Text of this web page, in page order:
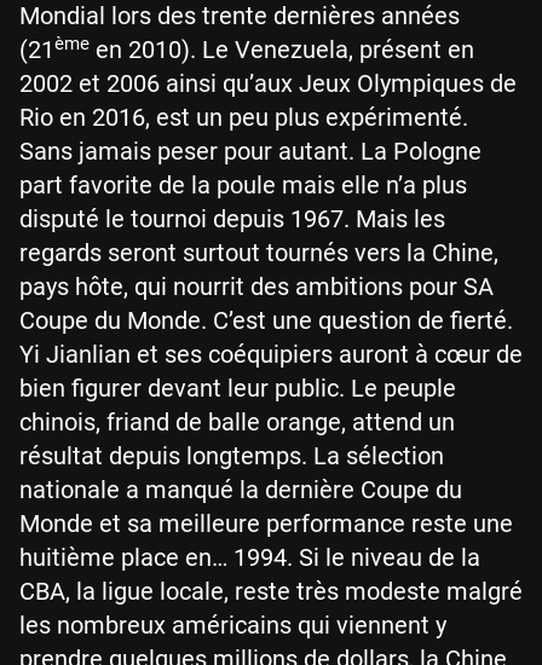
Mondial lors des trente dernières années
(21ème en 2010). Le Venezuela, présent en
2002 et 2006 ainsi qu’aux Jeux Olympiques de
Rio en 2016, est un peu plus expérimenté.
Sans jamais peser pour autant. La Pologne
part favorite de la poule mais elle n’a plus
disputé le tournoi depuis 1967. Mais les
regards seront surtout tournés vers la Chine,
pays hôte, qui nourrit des ambitions pour SA
Coupe du Monde. C’est une question de fierté.
Yi Jianlian et ses coéquipiers auront à cœur de
bien figurer devant leur public. Le peuple
chinois, friand de balle orange, attend un
résultat depuis longtemps. La sélection
nationale a manqué la dernière Coupe du
Monde et sa meilleure performance reste une
huitième place en… 1994. Si le niveau de la
CBA, la ligue locale, reste très modeste malgré
les nombreux américains qui viennent y
prendre quelques millions de dollars, la Chine